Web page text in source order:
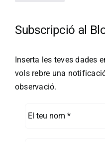
Subscripció al
Inserta les teves dades
vols rebre una
observació.